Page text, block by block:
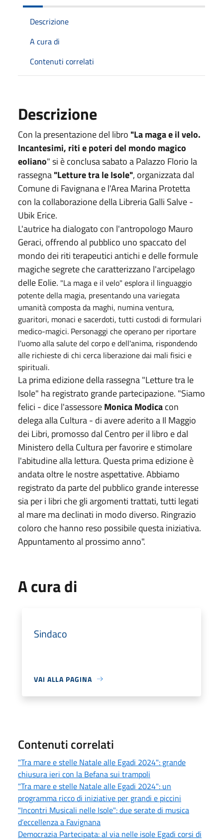
Descrizione
A cura di
Contenuti correlati
Descrizione
Con la presentazione del libro "La maga e il velo.
Incantesimi, riti e poteri del mondo magico
eoliano" si è conclusa sabato a Palazzo Florio la
rassegna"Letture tra le Isole", organizzata dal
Comune di Favignana e l'Area Marina Protetta
con la collaborazione della Libreria Galli Salve -
Ubik Erice.
L'autrice ha dialogato con l'antropologo Mauro
Geraci, offrendo al pubblico uno spaccato del
mondo dei riti terapeutici antichi e delle formule
magiche segrete che caratterizzano l'arcipelago
delle Eolie. "La maga e il velo" esplora il linguaggio
potente della magia, presentando una variegata
umanità composta da maghi, numina ventura,
guaritori, monaci e sacerdoti, tutti custodi di formulari
medico-magici. Personaggi che operano per riportare
l'uomo alla salute del corpo e dell'anima, rispondendo
alle richieste di chi cerca liberazione dai mali fisici e
spirituali.
La prima edizione della rassegna "Letture tra le
Isole" ha registrato grande partecipazione. "Siamo
felici - dice l'assessoreMonica Modicacon
delega alla Cultura - di avere aderito a Il Maggio
dei Libri, promosso dal Centro per il libro e dal
Ministero della Cultura per favorire e stimolare
l'abitudine alla lettura. Questa prima edizione è
andata oltre le nostre aspettative. Abbiamo
registrato da parte del pubblico grande interesse
sia per i libri che gli argomenti trattati, tutti legati
al mare ma declinati in modo diverso. Ringrazio
coloro che hanno reso possibile questa iniziativa.
Appuntamento al prossimo anno".
A cura di
Sindaco
VAI ALLA PAGINA
Contenuti correlati
"Tra mare e stelle Natale alle Egadi 2024": grande
chiusura ieri con la Befana sui trampoli
"Tra mare e stelle Natale alle Egadi 2024": un
programma ricco di iniziative per grandi e piccini
"Incontri Musicali nelle Isole": due serate di musica
d’eccellenza a Favignana
Democrazia Partecipata: al via nelle isole Egadi corsi di